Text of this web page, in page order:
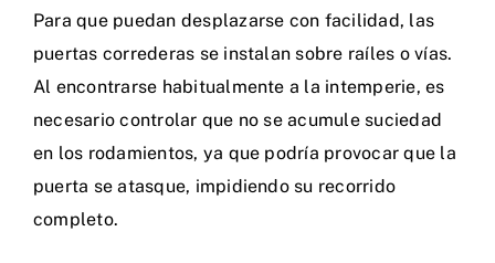
Para que puedan desplazarse con facilidad, las
puertas correderas se instalan sobre raíles o vías.
Al encontrarse habitualmente a la intemperie, es
necesario controlar que no se acumule suciedad
en los rodamientos, ya que podría provocar que la
puerta se atasque, impidiendo su recorrido
completo.